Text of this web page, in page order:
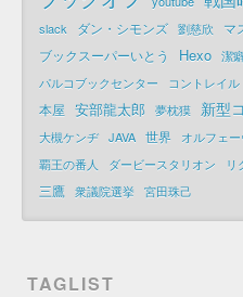
slack
ダン・シモンズ 劉慈欣 マ
ブックスーパーいとう
Hexo 潔
パルコブックセンター
コントレイル
本屋 安部龍太郎 夢枕獏 新型
大槻ケンヂ JAVA 世界 オルフェ
覇王の番人
ダービースタリオン リ
三鷹 衆議院選挙 宮田珠己
TAGLIST